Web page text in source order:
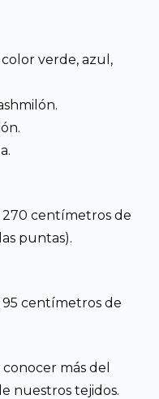
verde, azul,
centímetros de
puntas).
centímetros de
conocer más del
nuestros tejidos.